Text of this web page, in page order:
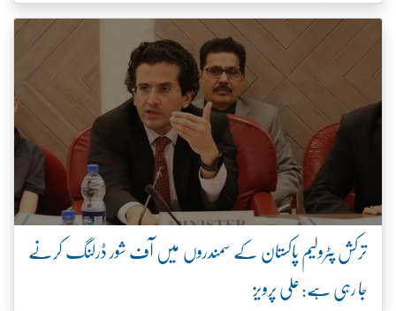
ترکش پٹرولیم پاکستان کے سمندروں میں آف شور ڈرلنگ کرنے
جا رہی ہے: علی پرویز